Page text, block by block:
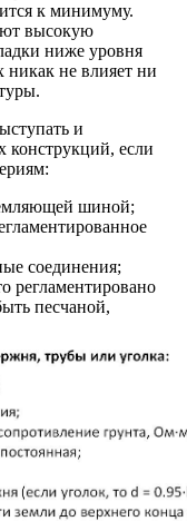
к минимуму.
высокую
ниже уровня
никак не влияет ни
и
конструкций, если
шиной;
соединения;
регламентировано
песчаной,